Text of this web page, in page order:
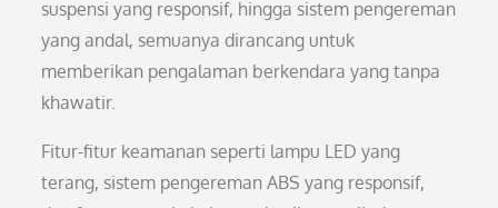
suspensi yang responsif, hingga sistem pengereman
yang andal, semuanya dirancang untuk
memberikan pengalaman berkendara yang tanpa
khawatir.
Fitur-fitur keamanan seperti lampu LED yang
terang, sistem pengereman ABS yang responsif,